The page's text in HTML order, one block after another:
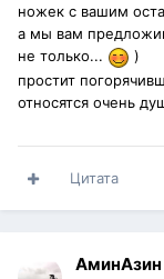
ножек с вашим
а мы вам
не только...
)
простит
относятся очень
Цитата
АминАзин